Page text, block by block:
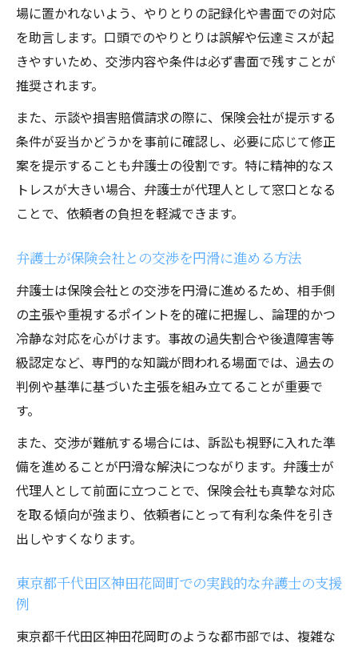
場に置かれないよう、やりとりの記録化や書面での対応
を助言します。口頭でのやりとりは誤解や伝達ミスが起
きやすいため、交渉内容や条件は必ず書面で残すことが
推奨されます。
また、示談や損害賠償請求の際に、保険会社が提示する
条件が妥当かどうかを事前に確認し、必要に応じて修正
案を提示することも弁護士の役割です。特に精神的なス
トレスが大きい場合、弁護士が代理人として窓口となる
ことで、依頼者の負担を軽減できます。
弁護士が保険会社との交渉を円滑に進める方法
弁護士は保険会社との交渉を円滑に進めるため、相手側
の主張や重視するポイントを的確に把握し、論理的かつ
冷静な対応を心がけます。事故の過失割合や後遺障害等
級認定など、専門的な知識が問われる場面では、過去の
判例や基準に基づいた主張を組み立てることが重要で
す。
また、交渉が難航する場合には、訴訟も視野に入れた準
備を進めることが円滑な解決につながります。弁護士が
代理人として前面に立つことで、保険会社も真摯な対応
を取る傾向が強まり、依頼者にとって有利な条件を引き
出しやすくなります。
東京都千代田区神田花岡町での実践的な弁護士の支援
例
東京都千代田区神田花岡町のような都市部では、複雑な